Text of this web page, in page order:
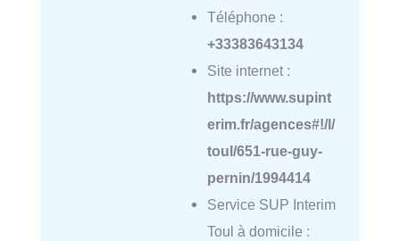
Téléphone :
+33383643134
Site internet :
https://www.supint
erim.fr/agences#!/l/
toul/651-rue-guy-
pernin/1994414
Service SUP Interim
Toul à domicile :